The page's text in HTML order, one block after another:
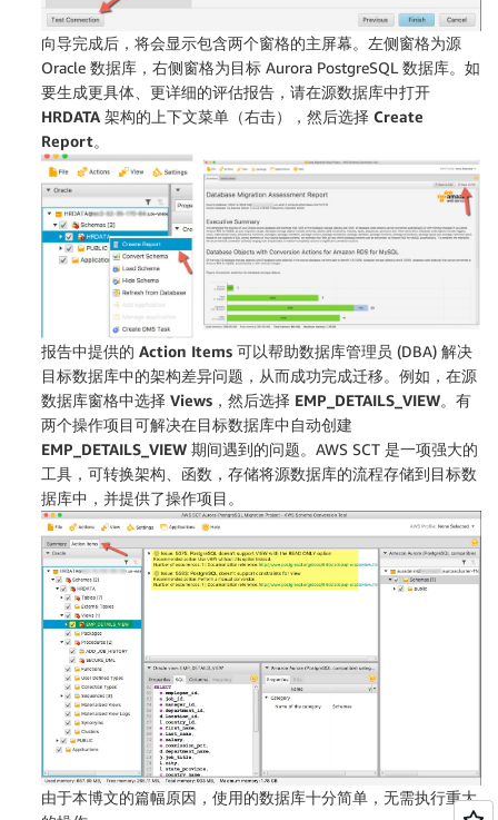
向导完成后，将会显示包含两个窗格的主屏幕。左侧窗格为源
Oracle 数据库，右侧窗格为目标 Aurora PostgreSQL 数据库。如
要生成更具体、更详细的评估报告，请在源数据库中打开
HRDATA 架构的上下文菜单（右击），然后选择 Create
Report。
报告中提供的 Action Items 可以帮助数据库管理员 (DBA) 解决
目标数据库中的架构差异问题，从而成功完成迁移。例如，在源
数据库窗格中选择 Views ，然后选择 EMP_DETAILS_VIEW。有
两个操作项目可解决在目标数据库中自动创建
EMP_DETAILS_VIEW 期间遇到的问题。AWS SCT 是一项强大的
工具，可转换架构、函数，存储将源数据库的流程存储到目标数
据库中，并提供了操作项目。
由于本博文的篇幅原因，使用的数据库十分简单，无需执行重大